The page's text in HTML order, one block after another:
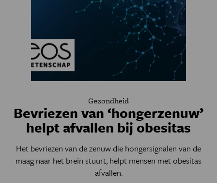
Gezondheid
Bevriezen van ‘hongerzenuw’
helpt afvallen bij obesitas
Het bevriezen van de zenuw die hongersignalen van de
maag naar het brein stuurt, helpt mensen met obesitas
afvallen.